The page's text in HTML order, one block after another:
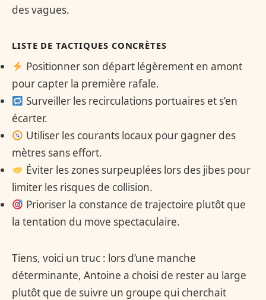
des vagues.
LISTE DE TACTIQUES CONCRÈTES
Positionner son départ légèrement en amont
pour capter la première rafale.
Surveiller les recirculations portuaires et s’en
écarter.
Utiliser les courants locaux pour gagner des
mètres sans effort.
Éviter les zones surpeuplées lors des jibes pour
limiter les risques de collision.
Prioriser la constance de trajectoire plutôt que
la tentation du move spectaculaire.
Tiens, voici un truc : lors d’une manche
déterminante, Antoine a choisi de rester au large
plutôt que de suivre un groupe qui cherchait